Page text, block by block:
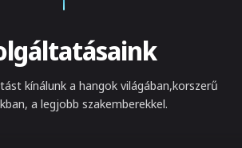
kínálunk a hangok világában,korszerű
a legjobb szakemberekkel.